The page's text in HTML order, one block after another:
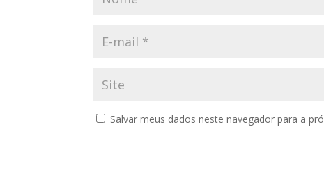
Salvar meus dados neste navegador para a